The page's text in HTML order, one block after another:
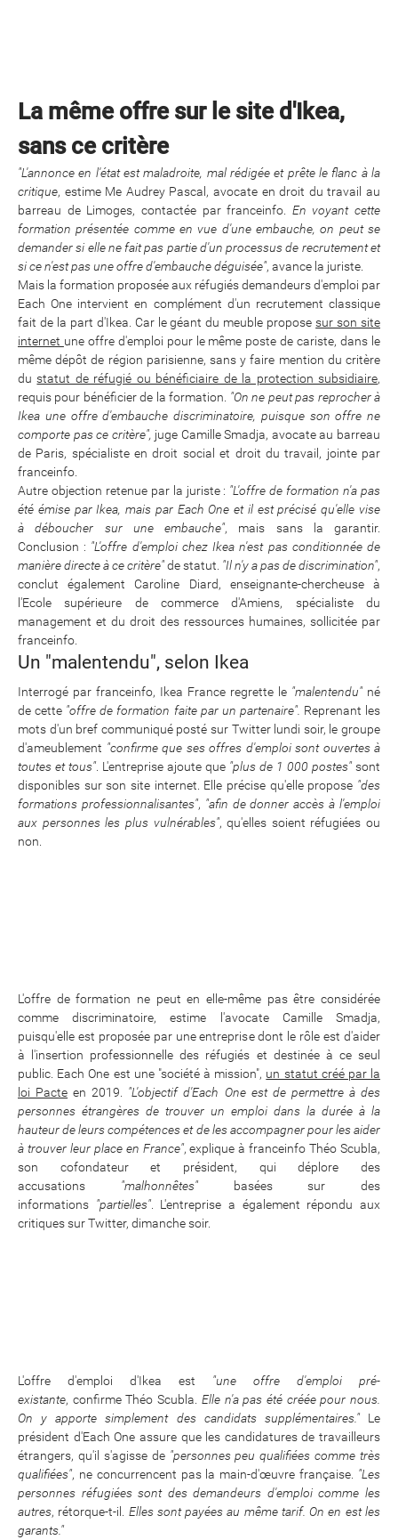
La même offre sur le site d'Ikea,
sans ce critère
"L'annonce en l'état est maladroite, mal rédigée et prête le flanc à la
critique, estime Me Audrey Pascal, avocate en droit du travail au
barreau de Limoges, contactée par franceinfo. En voyant cette
formation présentée comme en vue d'une embauche, on peut se
demander si elle ne fait pas partie d'un processus de recrutement et
si ce n'est pas une offre d'embauche déguisée", avance la juriste.
Mais la formation proposée aux réfugiés demandeurs d'emploi par
Each One intervient en complément d'un recrutement classique
fait de la part d'Ikea. Car le géant du meuble proposesur son site
internet une offre d'emploi pour le même poste de cariste, dans le
même dépôt de région parisienne, sans y faire mention du critère
dustatut de réfugié ou bénéficiaire de la protection subsidiaire,
requis pour bénéficier de la formation. "On ne peut pas reprocher à
Ikea une offre d'embauche discriminatoire, puisque son offre ne
comporte pas ce critère", juge Camille Smadja, avocate au barreau
de Paris, spécialiste en droit social et droit du travail, jointe par
franceinfo.
Autre objection retenue par la juriste : "L'offre de formation n'a pas
été émise par Ikea, mais par Each One et il est précisé qu'elle vise
à déboucher sur une embauche", mais sans la garantir.
Conclusion : "L'offre d'emploi chez Ikea n'est pas conditionnée de
manière directe à ce critère"de statut. "Il n'y a pas de discrimination",
conclut également Caroline Diard, enseignante-chercheuse à
l'Ecole supérieure de commerce d'Amiens, spécialiste du
management et du droit des ressources humaines, sollicitée par
franceinfo.
Un "malentendu", selon Ikea
Interrogé par franceinfo, Ikea France regrette le "malentendu" né
de cette "offre de formation faite par un partenaire". Reprenant les
mots d'un bref communiqué posté sur Twitter lundi soir, le groupe
d'ameublement "confirme que ses offres d'emploi sont ouvertes à
toutes et tous" . L'entreprise ajoute que "plus de 1 000 postes" sont
disponibles sur son site internet. Elle précise qu'elle propose "des
formations professionnalisantes", "afin de donner accès à l'emploi
aux personnes les plus vulnérables", qu'elles soient réfugiées ou
non.
L'offre de formation ne peut en elle-même pas être considérée
comme discriminatoire, estime l'avocate Camille Smadja,
puisqu'elle est proposée par une entreprise dont le rôle est d'aider
à l'insertion professionnelle des réfugiés et destinée à ce seul
public. Each One est une "société à mission", un statut créé par la
loi Pacte en 2019. "L'objectif d'Each One est de permettre à des
personnes étrangères de trouver un emploi dans la durée à la
hauteur de leurs compétences et de les accompagner pour les aider
à trouver leur place en France", explique à franceinfo Théo Scubla,
son cofondateur et président, qui déplore des
accusations "malhonnêtes"basées sur des
informations "partielles". L'entreprise a également répondu aux
critiques sur Twitter, dimanche soir.
L'offre d'emploi d'Ikea est "une offre d'emploi pré-
existante, confirme Théo Scubla. Elle n'a pas été créée pour nous.
On y apporte simplement des candidats supplémentaires." Le
président d'Each One assure que les candidatures de travailleurs
étrangers, qu'il s'agisse de "personnes peu qualifiées comme très
qualifiées", ne concurrencent pas la main-d'œuvre française. "Les
personnes réfugiées sont des demandeurs d'emploi comme les
autres, rétorque-t-il. Elles sont payées au même tarif. On en est les
garants."